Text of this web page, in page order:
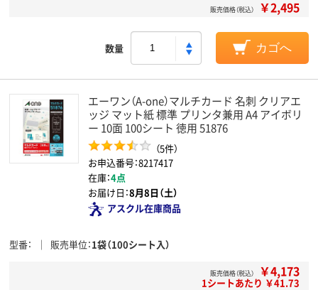
販売価格（税込） ￥2,495
数量 カゴへ
エーワン（A-one）マルチカード 名刺 クリアエ
ッジ マット紙 標準 プリンタ兼用 A4 アイボリ
ー 10面 100シート 徳用 51876
（5件）
お申込番号：8217417
在庫：4点
お届け日：8月8日（土）
アスクル在庫商品
型番 販売単位 1袋（100シート入）
販売価格（税込） ￥4,173
1シートあたり ￥41.73